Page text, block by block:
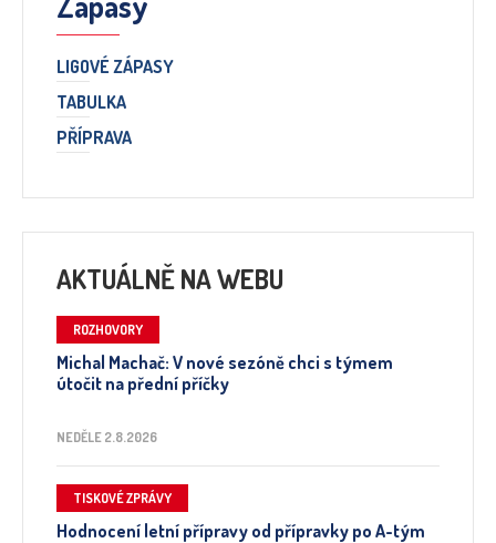
LIGOVÉ ZÁPASY
TABULKA
PŘÍPRAVA
AKTUÁLNĚ NA WEBU
ROZHOVORY
Michal Machač: V nové sezóně chci s týmem
útočit na přední příčky
NEDĚLE 2.8.2026
TISKOVÉ ZPRÁVY
Hodnocení letní přípravy od přípravky po A-tým